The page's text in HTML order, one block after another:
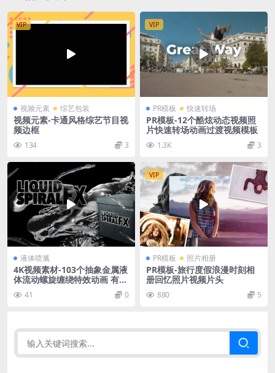
VIP
视频元素 综艺包装
视频元素-卡通风格综艺节目视
频边框
134 3
VIP
PR模板 快速转场
PR模板-12个酷炫动态视频照
片快速转场动画过渡视频模板
1.3K 3
液体喷溅
4K视频素材-103个抽象金属液
体流动螺旋缠绕特效动画 有透
明通道
41 0
VIP
PR模板 照片相册
PR模板-旅行度假浪漫时刻相
册回忆照片视频片头
880 5